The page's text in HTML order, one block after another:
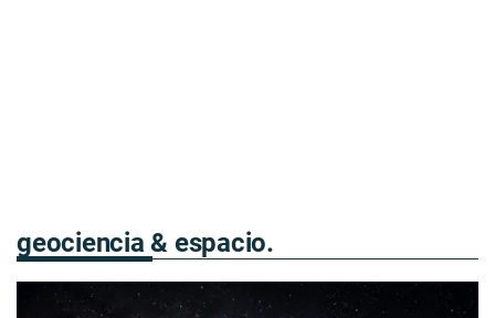
geociencia & espacio.